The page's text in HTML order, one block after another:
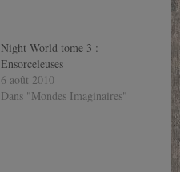
Night World tome 3 :
Ensorceleuses
6 août 2010
Dans "Mondes Imaginaires"